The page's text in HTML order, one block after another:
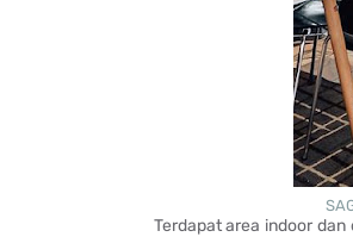
Terdapat area indoor